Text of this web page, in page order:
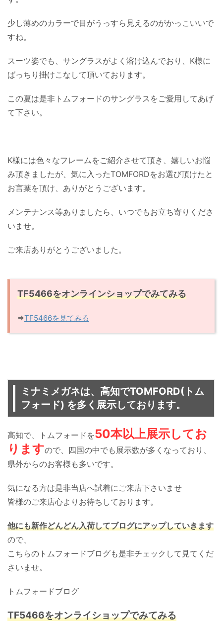
少し薄めのカラーで目がうっすら見えるのがかっこいいで
すね。
スーツ姿でも、サングラスがよく溶け込んでおり、K様に
ばっちり掛けこなして頂いております。
この夏は是非トムフォードのサングラスをご愛用してあげ
て下さい。
K様には色々なフレームをご紹介させて頂き、嬉しいお悩
み頂きましたが、気に入ったTOMFORDをお選び頂けたと
お言葉を頂け、ありがとうございます。
メンテナンス等ありましたら、いつでもお立ち寄りくださ
いませ。
ご来店ありがとうございました。
TF5466をオンラインショップでみてみる
⇒TF5466を見てみる
ミナミメガネは、高知でTOMFORD(トム
フォード) を多く展示しております。
高知で、トムフォードを50本以上展示してお
りますので、四国の中でも展示数が多くなっており、
県外からのお客様も多いです。
気になる方は是非当店へ試着にご来店下さいませ
皆様のご来店心よりお待ちしております。
他にも新作どんどん入荷してブログにアップしていきます
ので、
こちらのトムフォードブログも是非チェックして見てくだ
さいませ。
トムフォードブログ
TF5466をオンライショップでみてみる